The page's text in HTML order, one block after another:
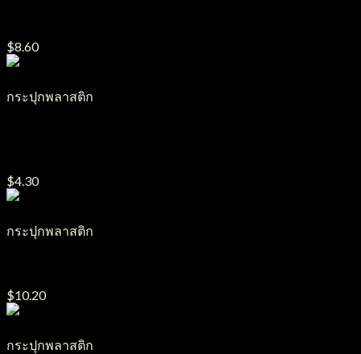
$8.60
กระปุกพลาสติก
$4.30
กระปุกพลาสติก
$10.20
กระปุกพลาสติก